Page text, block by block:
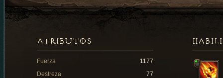
ATRIBUTOS
Fuerza
1177
Destreza
77